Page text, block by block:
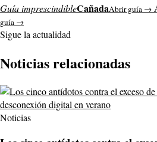
Guía imprescindibleCañadaAbrir guía →
guía →
Sigue la actualidad
Noticias relacionadas
Noticias